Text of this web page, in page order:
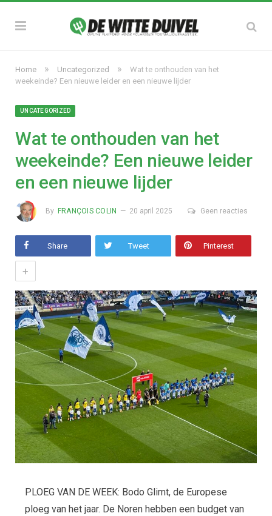
Home » Uncategorized »
Wat te onthouden van het
weekeinde? Een nieuwe leider en een nieuwe lijder
UNCATEGORIZED
Wat te onthouden van het
weekeinde? Een nieuwe leider
en een nieuwe lijder
By FRANÇOIS COLIN 20 april 2025 Geen reacties
Share Tweet Pinterest
+
PLOEG VAN DE WEEK: Bodo Glimt, de Europese
ploeg van het jaar. De Noren hebben een budget van